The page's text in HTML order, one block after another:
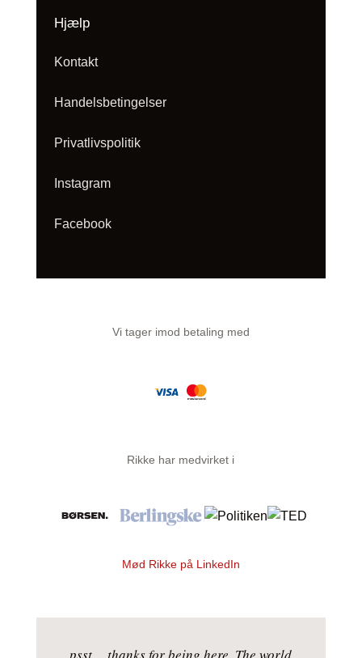
Hjælp
Kontakt
Handelsbetingelser
Privatlivspolitik
Instagram
Facebook
Vi tager imod betaling med
Rikke har medvirket i
Mød Rikke på LinkedIn